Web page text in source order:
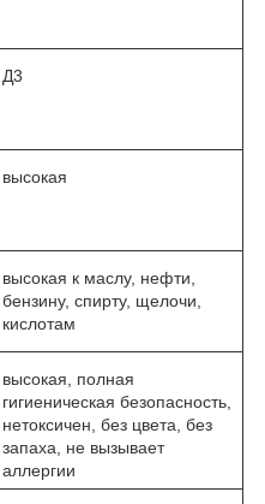
Д3
высокая
высокая к маслу, нефти,
бензину, спирту, щелочи,
кислотам
высокая, полная
гигиеническая безопасность,
нетоксичен, без цвета, без
запаха, не вызывает
аллергии